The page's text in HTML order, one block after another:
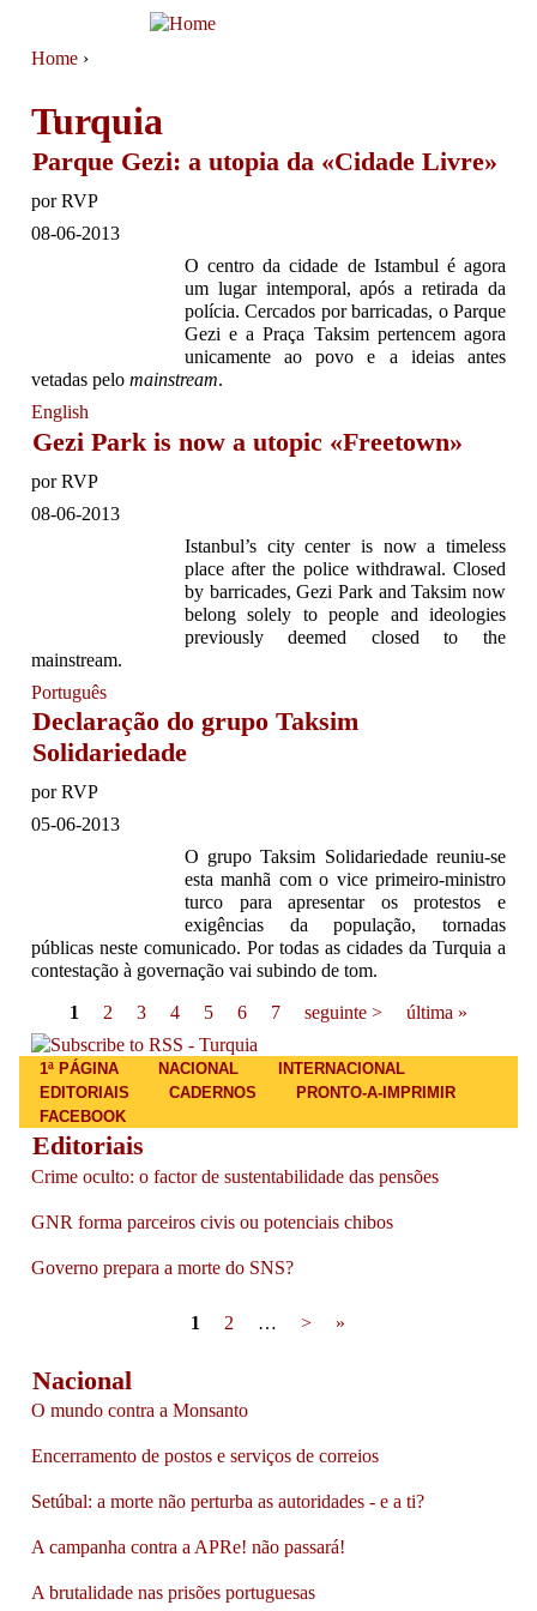
You are here
Home ›
Turquia
Parque Gezi: a utopia da «Cidade Livre»
porRVP
08-06-2013
O centro da cidade de Istambul é agora
um lugar intemporal, após a retirada da
polícia. Cercados por barricadas, o Parque
Gezi e a Praça Taksim pertencem agora
unicamente ao povo e a ideias antes
vetadas pelo mainstream.
English
Gezi Park is now a utopic «Freetown»
porRVP
08-06-2013
Istanbul’s city center is now a timeless
place after the police withdrawal. Closed
by barricades, Gezi Park and Taksim now
belong solely to people and ideologies
previously deemed closed to the
mainstream.
Português
Declaração do grupo Taksim
Solidariedade
porRVP
05-06-2013
O grupo Taksim Solidariedade reuniu-se
esta manhã com o vice primeiro-ministro
turco para apresentar os protestos e
exigências da população, tornadas
públicas neste comunicado. Por todas as cidades da Turquia a
contestação à governação vai subindo de tom.
Pages
1 2 3 4 5 6 7 seguinte > última »
Main menu
1ª PÁGINA NACIONAL
INTERNACIONAL
EDITORIAIS
CADERNOS
PRONTO-A-IMPRIMIR
FACEBOOK
Editoriais
Crime oculto: o factor de sustentabilidade das pensões
GNR forma parceiros civis ou potenciais chibos
Governo prepara a morte do SNS?
1 2 … > »
Nacional
O mundo contra a Monsanto
Encerramento de postos e serviços de correios
Setúbal: a morte não perturba as autoridades - e a ti?
A campanha contra a APRe! não passará!
A brutalidade nas prisões portuguesas